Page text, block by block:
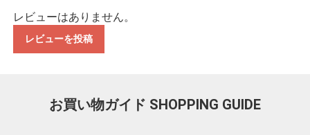
レビューはありません。
レビューを投稿
お買い物ガイド SHOPPING GUIDE